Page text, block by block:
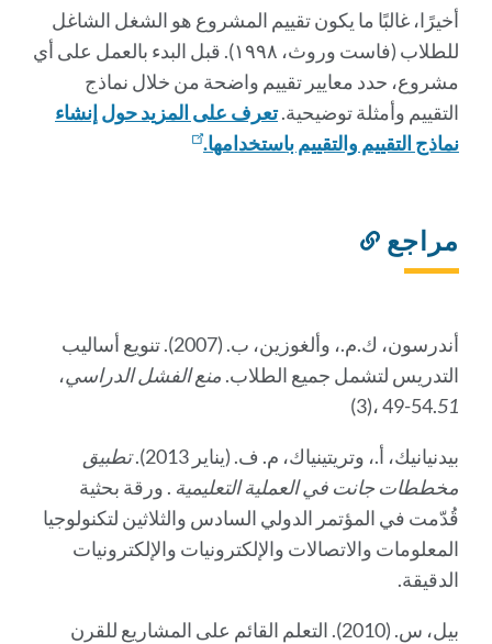
أخيرًا، غالبًا ما يكون تقييم المشروع هو الشغل الشاغل
للطلاب (فاست وروث، ١٩٩٨). قبل البدء بالعمل على أي
مشروع، حدد معايير تقييم واضحة من خلال نماذج
التقييم وأمثلة توضيحية.تعرف على المزيد حول إنشاء
نماذج التقييم والتقييم باستخدامها.
مراجع
أندرسون، ك.م.، وألغوزين، ب. (2007). تنويع أساليب
التدريس لتشمل جميع الطلاب. منع الفشل الدراسي،
51(3)، 49-54.
بيدنيانيك، أ.، وتريتينياك، م. ف. (يناير 2013).
تطبيق
مخططات جانت في العملية التعليمية . ورقة بحثية
قُدّمت في المؤتمر الدولي السادس والثلاثين لتكنولوجيا
المعلومات والاتصالات والإلكترونيات والإلكترونيات
الدقيقة.
بيل، س. (2010). التعلم القائم على المشاريع للقرن